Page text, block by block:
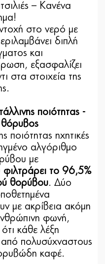
– Κανένα
στο νερό με
διπλή
και
εξασφαλίζει
στα στοιχεία της
ποιότητας -
ποιότητας ηχητικές
αλγόριθμο
με
φιλτράρει το 96,5%
θορύβου. Δύο
με ακρίβεια ακόμη
φωνή,
κάθε λέξη
πολυσύχναστους
καφέ.